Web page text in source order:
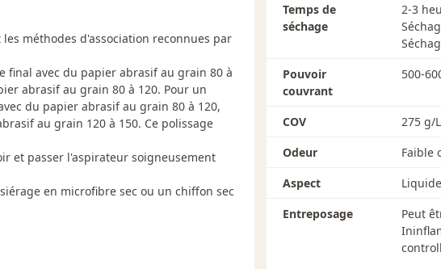
méthodes d'association reconnues par
final avec du papier abrasif au grain 80 à
abrasif au grain 80 à 120. Pour un
du papier abrasif au grain 80 à 120,
au grain 120 à 150. Ce polissage
et passer l'aspirateur soigneusement
en microfibre sec ou un chiffon sec
Les outils d'application
hermétique. Éliminer
conformément aux
Entretien du plancher
Utiliser uniquement une
nettoyage pendant la
pour éviter la saleté et la
et nettoyer au besoin avec le
coussinets en feutre sous
Temps de
séchage
2-3
Pouvoir
couvrant
500-
COV
275 g/L
Odeur
Faible
Aspect
Entreposage
Peut